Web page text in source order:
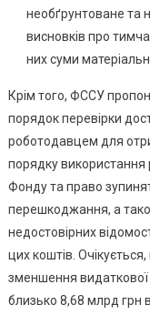
необґрунтоване та
висновків про
них суми
Крім того, ФССУ
порядок перевірки
роботодавцем для
порядку
Фонду та право
перешкоджання, а
недостовірних
цих коштів.
зменшення
близько 8,68 млрд грн